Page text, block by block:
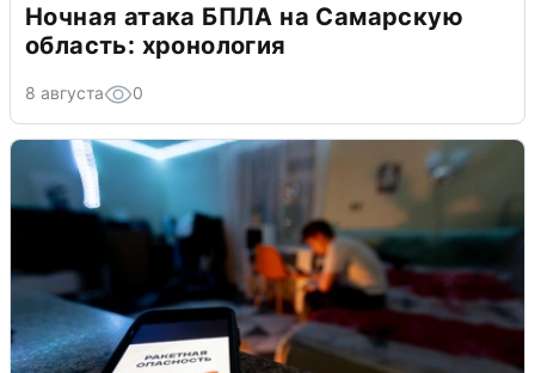
Ночная атака БПЛА на Самарскую
область: хронология
8 августа 0